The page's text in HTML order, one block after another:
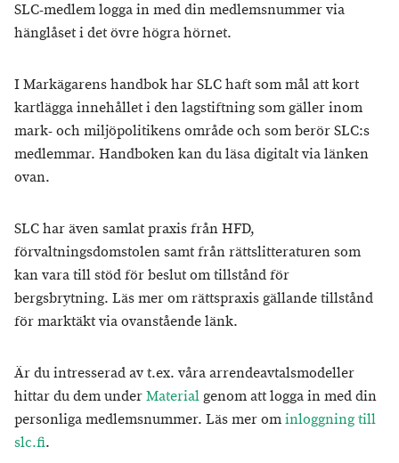
SLC-medlem logga in med din medlemsnummer via
hänglåset i det övre högra hörnet.
I Markägarens handbok har SLC haft som mål att kort
kartlägga innehållet i den lagstiftning som gäller inom
mark- och miljöpolitikens område och som berör SLC:s
medlemmar. Handboken kan du läsa digitalt via länken
ovan.
SLC har även samlat praxis från HFD,
förvaltningsdomstolen samt från rättslitteraturen som
kan vara till stöd för beslut om tillstånd för
bergsbrytning. Läs mer om rättspraxis gällande tillstånd
för marktäktvia ovanstående länk.
Är du intresserad av t.ex. våra arrendeavtalsmodeller
hittar du dem underMaterialgenom att logga in med din
personliga medlemsnummer. Läs mer ominloggning till
slc.fi.